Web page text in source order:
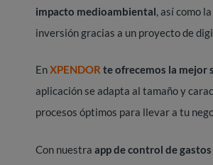
impacto medioambiental, así como
inversión gracias a un proyecto de
EnXPENDOR te ofrecemos la mejor
aplicación se adapta al tamaño y
procesos óptimos para llevar a tu
Con nuestra app de control de gastos